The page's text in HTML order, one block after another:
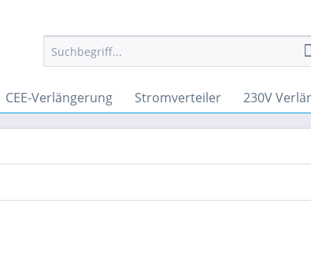
CEE-Verlängerung Stromverteiler 230V